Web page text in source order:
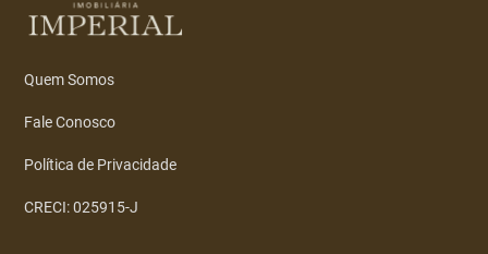
Quem Somos
Fale Conosco
Política de Privacidade
CRECI: 025915-J